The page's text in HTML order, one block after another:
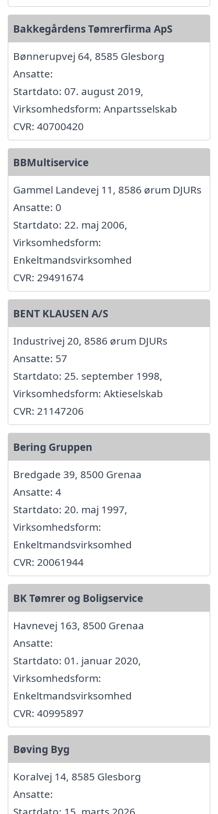
Bakkegårdens Tømrerfirma ApS
Bønnerupvej 64, 8585 Glesborg
Ansatte:
Startdato: 07. august 2019,
Virksomhedsform: Anpartsselskab
CVR: 40700420
BBMultiservice
Gammel Landevej 11, 8586 ørum DJURs
Ansatte: 0
Startdato: 22. maj 2006,
Virksomhedsform:
Enkeltmandsvirksomhed
CVR: 29491674
BENT KLAUSEN A/S
Industrivej 20, 8586 ørum DJURs
Ansatte: 57
Startdato: 25. september 1998,
Virksomhedsform: Aktieselskab
CVR: 21147206
Bering Gruppen
Bredgade 39, 8500 Grenaa
Ansatte: 4
Startdato: 20. maj 1997,
Virksomhedsform:
Enkeltmandsvirksomhed
CVR: 20061944
BK Tømrer og Boligservice
Havnevej 163, 8500 Grenaa
Ansatte:
Startdato: 01. januar 2020,
Virksomhedsform:
Enkeltmandsvirksomhed
CVR: 40995897
Bøving Byg
Koralvej 14, 8585 Glesborg
Ansatte: